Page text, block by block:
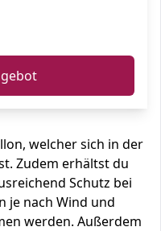
welcher sich in der
Zudem erhältst du
Schutz bei
je nach Wind und
werden. Außerdem